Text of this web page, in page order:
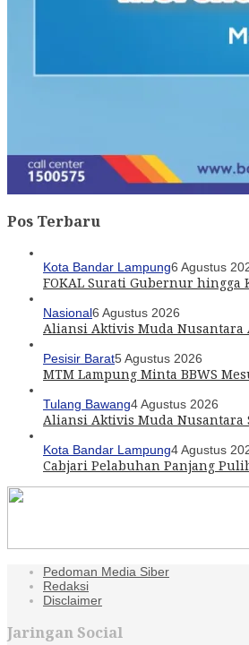
Pos Terbaru
Kota Bandar Lampung6 Agustus
FOKAL Surati Gubernur hingga
Nasional6 Agustus 2026
Aliansi Aktivis Muda Nusantara
Pesisir Barat5 Agustus 2026
MTM Lampung Minta BBWS
Tulang Bawang4 Agustus 2026
Aliansi Aktivis Muda Nusantara
Kota Bandar Lampung4 Agustus
Cabjari Pelabuhan Panjang
Pedoman Media Siber
Redaksi
Disclaimer
Jaringan Social